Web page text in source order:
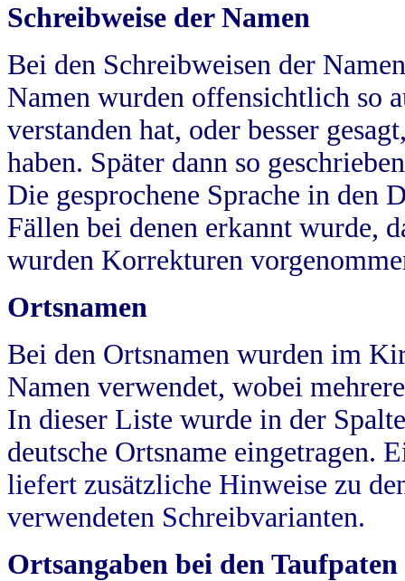
Schreibweise der Namen
Bei den Schreibweisen der
Namen wurden offensichtlich so
verstanden hat, oder besser
haben. Später dann so
Die gesprochene Sprache in
Fällen bei denen erkannt wurde,
wurden Korrekturen
Ortsnamen
Bei den Ortsnamen wurden im
Namen verwendet, wobei
In dieser Liste wurde in der
deutsche Ortsname eingetragen.
liefert zusätzliche Hinweise zu
verwendeten Schreibvarianten.
Ortsangaben bei den Taufpaten